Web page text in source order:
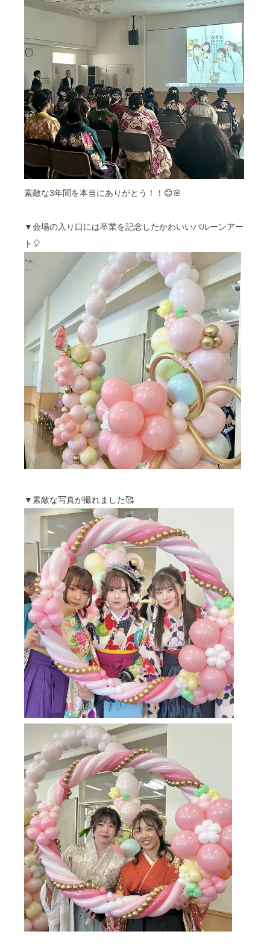
素敵な3年間を本当にありがとう！！😊🌸
▼会場の入り口には卒業を記念したかわいいバルーンアー
ト🎈
▼素敵な写真が撮れました🥰